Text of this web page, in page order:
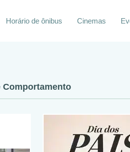
Horário de ônibus Cinemas
Comportamento